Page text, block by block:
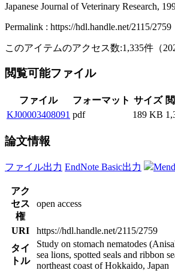
Japanese Journal of Veterinary Research,
Permalink : https://hdl.handle.net/2115/2759
このアイテムのアクセス数:1,335件 （
閲覧可能ファイル
ファイル フォーマット サイズ
KJ00003408091 pdf 189 KB
論文情報
ファイル出力 EndNote Basic出力
アク
セス
権
open access
URI
https://hdl.handle.net/2115/2759
タイ
トル
Study on stomach nematodes
sea lions, spotted seals and ribbon
northeast coast of Hokkaido, Japan